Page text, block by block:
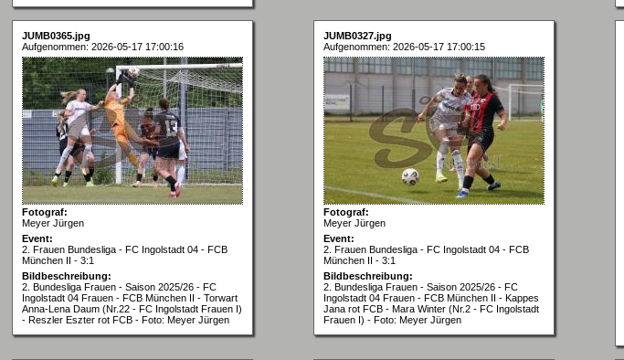
JUMB0365.jpg
Aufgenommen: 2026-05-17 17:00:16
Fotograf:
Meyer Jürgen
Event:
2. Frauen Bundesliga - FC Ingolstadt 04 - FCB
München II - 3:1
Bildbeschreibung:
2. Bundesliga Frauen - Saison 2025/26 - FC
Ingolstadt 04 Frauen - FCB München II - Torwart
Anna-Lena Daum (Nr.22 - FC Ingolstadt Frauen I)
- Reszler Eszter rot FCB - Foto: Meyer Jürgen
JUMB0327.jpg
Aufgenommen: 2026-05-17 17:00:15
Fotograf:
Meyer Jürgen
Event:
2. Frauen Bundesliga - FC Ingolstadt 04 - FCB
München II - 3:1
Bildbeschreibung:
2. Bundesliga Frauen - Saison 2025/26 - FC
Ingolstadt 04 Frauen - FCB München II - Kappes
Jana rot FCB - Mara Winter (Nr.2 - FC Ingolstadt
Frauen I) - Foto: Meyer Jürgen